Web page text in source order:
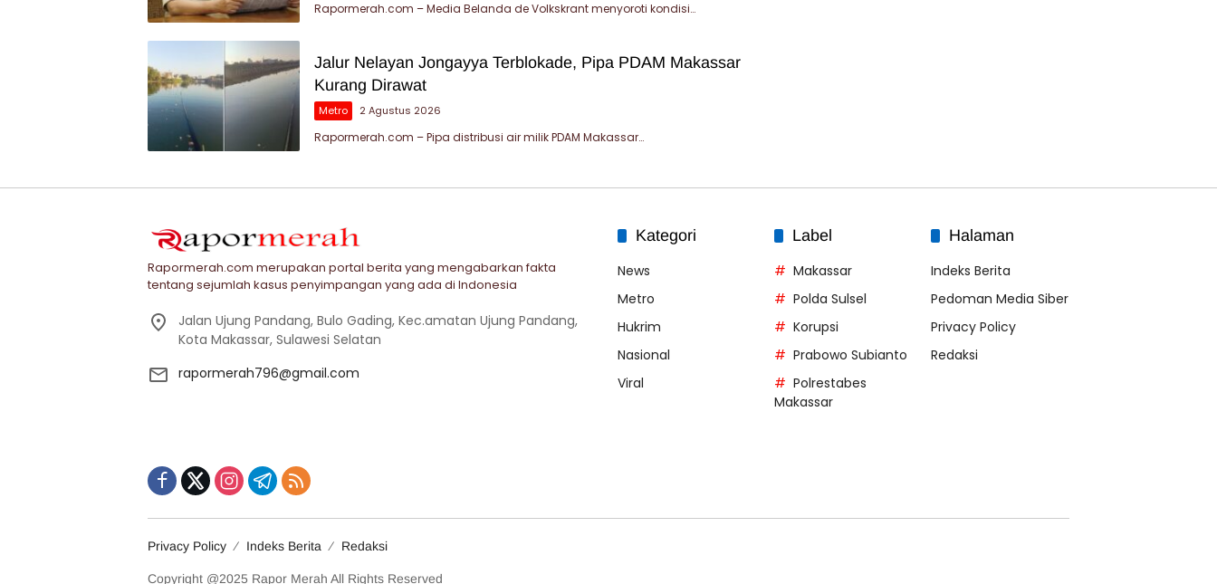
Rapormerah.com – Media Belanda de Volkskrant menyoroti kondisi…
Jalur Nelayan Jongayya Terblokade, Pipa PDAM Makassar
Kurang Dirawat
Metro 2 Agustus 2026
Rapormerah.com – Pipa distribusi air milik PDAM Makassar…
Rapormerah.com merupakan portal berita yang mengabarkan fakta
tentang sejumlah kasus penyimpangan yang ada di Indonesia
Jalan Ujung Pandang, Bulo Gading, Kec.amatan Ujung Pandang,
Kota Makassar, Sulawesi Selatan
rapormerah796@gmail.com
Kategori
News
Metro
Hukrim
Nasional
Viral
Label
Makassar
Polda Sulsel
Korupsi
Prabowo Subianto
Polrestabes
Makassar
Halaman
Indeks Berita
Pedoman Media Siber
Privacy Policy
Redaksi
Privacy Policy Indeks Berita Redaksi
Copyright @2025 Rapor Merah All Rights Reserved